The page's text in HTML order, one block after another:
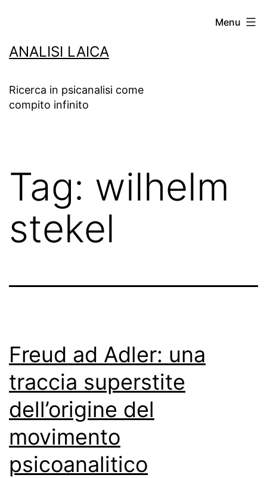
contenuto
ANALISI LAICA
Ricerca in psicanalisi come
compito infinito
Menu
Tag: wilhelm
stekel
Freud ad Adler: una
traccia superstite
dell’origine del
movimento
psicoanalitico